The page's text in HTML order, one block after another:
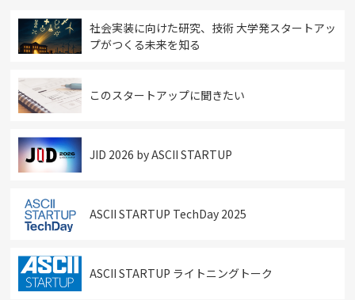
社会実装に向けた研究、技術 大学発スタートアッ
プがつくる未来を知る
このスタートアップに聞きたい
JID 2026 by ASCII STARTUP
ASCII STARTUP TechDay 2025
ASCII STARTUP ライトニングトーク